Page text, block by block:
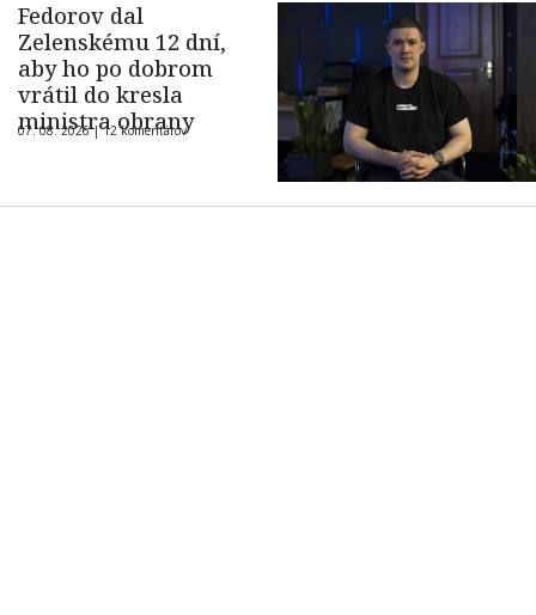
Fedorov dal
Zelenskému 12 dní,
aby ho po dobrom
vrátil do kresla
ministra obrany
07. 08. 2026 |12 komentárov